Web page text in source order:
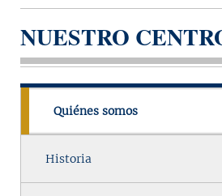
NUESTRO
Quiénes somos
Historia